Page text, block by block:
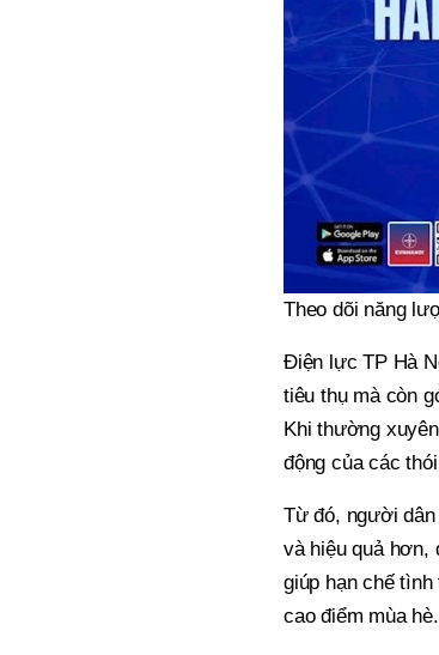
Theo dõi năng
Điện lực TP Hà
tiêu thụ mà còn
Khi thường
động của các
Từ đó, người
và hiệu quả hơn,
giúp hạn chế
cao điểm mùa hè.